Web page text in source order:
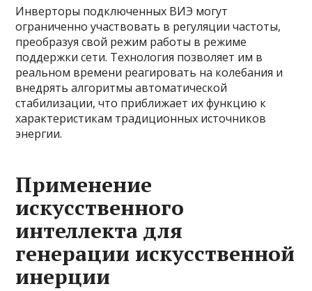
Инверторы подключенных ВИЭ могут
ограниченно участвовать в регуляции частоты,
преобразуя свой режим работы в режиме
поддержки сети. Технология позволяет им в
реальном времени реагировать на колебания и
внедрять алгоритмы автоматической
стабилизации, что приближает их функцию к
характеристикам традиционных источников
энергии.
Применение
искусственного
интеллекта для
генерации искусственной
инерции